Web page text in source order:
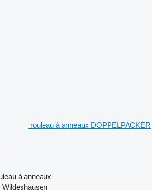
rouleau à anneaux DOPPELPACKER
à anneaux
Wildeshausen